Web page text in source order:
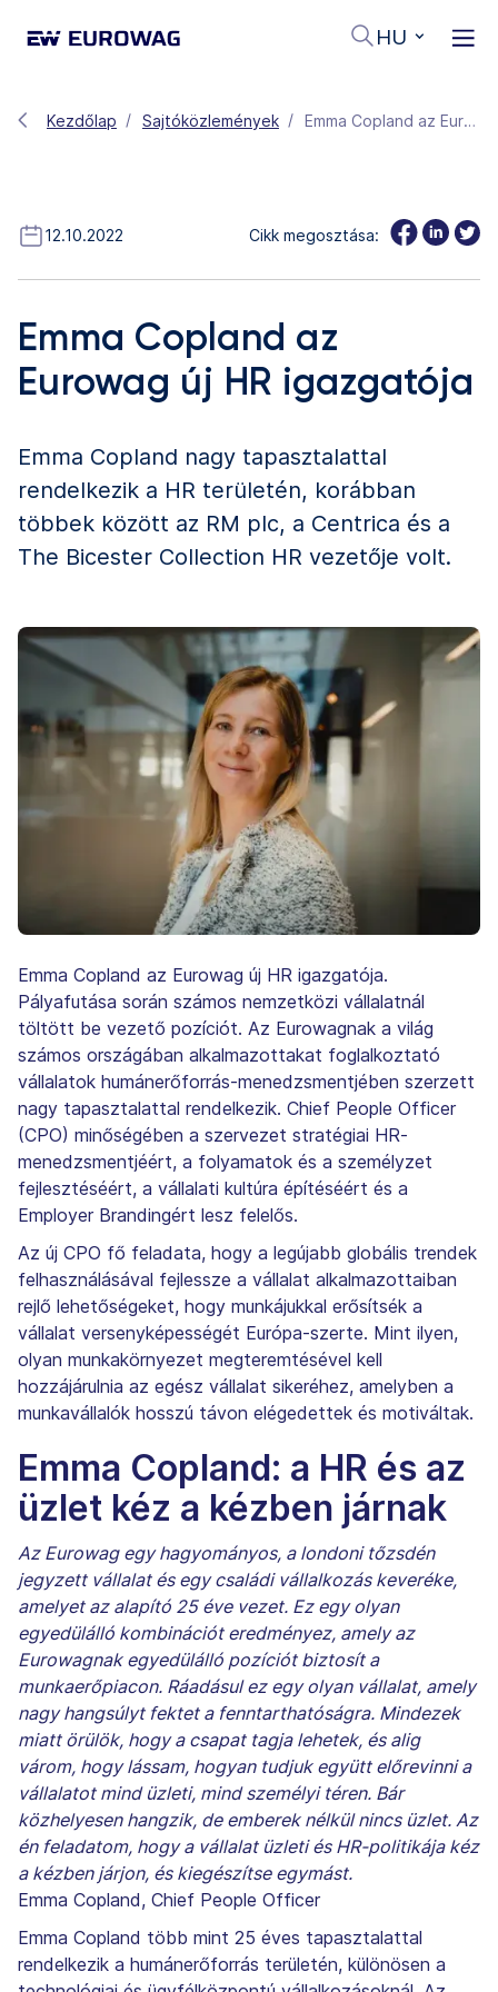
HU
Kezdőlap Sajtóközlemények Emma Copland az Eurowag új HR igazgatója
12.10.2022 Cikk megosztása:
Emma Copland az
Eurowag új HR igazgatója
Emma Copland nagy tapasztalattal
rendelkezik a HR területén, korábban
többek között az RM plc, a Centrica és a
The Bicester Collection HR vezetője volt.
Emma Copland az Eurowag új HR igazgatója.
Pályafutása során számos nemzetközi vállalatnál
töltött be vezető pozíciót. Az Eurowagnak a világ
számos országában alkalmazottakat foglalkoztató
vállalatok humánerőforrás-menedzsmentjében szerzett
nagy tapasztalattal rendelkezik. Chief People Officer
(CPO) minőségében a szervezet stratégiai HR-
menedzsmentjéért, a folyamatok és a személyzet
fejlesztéséért, a vállalati kultúra építéséért és a
Employer Brandingért lesz felelős.
Az új CPO fő feladata, hogy a legújabb globális trendek
felhasználásával fejlessze a vállalat alkalmazottaiban
rejlő lehetőségeket, hogy munkájukkal erősítsék a
vállalat versenyképességét Európa-szerte. Mint ilyen,
olyan munkakörnyezet megteremtésével kell
hozzájárulnia az egész vállalat sikeréhez, amelyben a
munkavállalók hosszú távon elégedettek és motiváltak.
Emma Copland: a HR és az
üzlet kéz a kézben járnak
Az Eurowag egy hagyományos, a londoni tőzsdén
jegyzett vállalat és egy családi vállalkozás keveréke,
amelyet az alapító 25 éve vezet. Ez egy olyan
egyedülálló kombinációt eredményez, amely az
Eurowagnak egyedülálló pozíciót biztosít a
munkaerőpiacon. Ráadásul ez egy olyan vállalat, amely
nagy hangsúlyt fektet a fenntarthatóságra. Mindezek
miatt örülök, hogy a csapat tagja lehetek, és alig
várom, hogy lássam, hogyan tudjuk együtt előrevinni a
vállalatot mind üzleti, mind személyi téren. Bár
közhelyesen hangzik, de emberek nélkül nincs üzlet. Az
én feladatom, hogy a vállalat üzleti és HR-politikája kéz
a kézben járjon, és kiegészítse egymást.
Emma Copland, Chief People Officer
Emma Copland több mint 25 éves tapasztalattal
rendelkezik a humánerőforrás területén, különösen a